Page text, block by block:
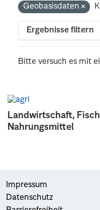
Landwirtschaft,
Nahrungsmittel
Geobasisdaten
Ergebnisse filtern
Bitte versuch es mit
Impressum
Datenschutz